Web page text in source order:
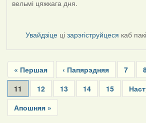
вельмі цяжкага дня.
Увайдзіце цізарэгіструйцеся каб
Pagination
First
page
« Першая
Previous
page
‹ Папярэдняя Page
7
Current
page
11 Page
12 Page
13 Page
14 Page
15
Next
page
Last
page
Апошняя »